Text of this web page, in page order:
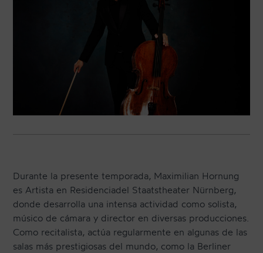
Durante la presente temporada, Maximilian Hornung
es Artista en Residenciadel Staatstheater Nürnberg,
donde desarrolla una intensa actividad como solista,
músico de cámara y director en diversas producciones.
Como recitalista, actúa regularmente en algunas de las
salas más prestigiosas del mundo, como la Berliner